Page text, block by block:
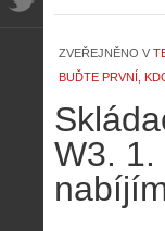
ZVEŘEJNĚNO V
BUĎTE PRVNÍ,
W3. 1.